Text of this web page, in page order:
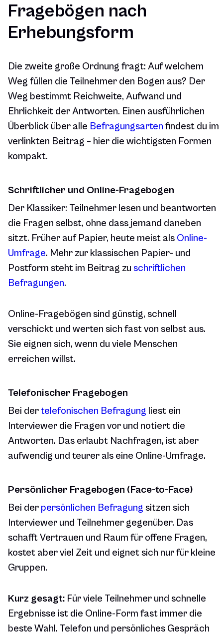
Fragebögen nach
Erhebungsform
Die zweite große Ordnung fragt: Auf welchem
Weg füllen die Teilnehmer den Bogen aus? Der
Weg bestimmt Reichweite, Aufwand und
Ehrlichkeit der Antworten. Einen ausführlichen
Überblick über alle Befragungsarten findest du im
verlinkten Beitrag – hier die wichtigsten Formen
kompakt.
Schriftlicher und Online-Fragebogen
Der Klassiker: Teilnehmer lesen und beantworten
die Fragen selbst, ohne dass jemand daneben
sitzt. Früher auf Papier, heute meist als Online-
Umfrage. Mehr zur klassischen Papier- und
Postform steht im Beitrag zu schriftlichen
Befragungen.
Online-Fragebögen sind günstig, schnell
verschickt und werten sich fast von selbst aus.
Sie eignen sich, wenn du viele Menschen
erreichen willst.
Telefonischer Fragebogen
Bei dertelefonischen Befragung liest ein
Interviewer die Fragen vor und notiert die
Antworten. Das erlaubt Nachfragen, ist aber
aufwendig und teurer als eine Online-Umfrage.
Persönlicher Fragebogen (Face-to-Face)
Bei der persönlichen Befragung sitzen sich
Interviewer und Teilnehmer gegenüber. Das
schafft Vertrauen und Raum für offene Fragen,
kostet aber viel Zeit und eignet sich nur für kleine
Gruppen.
Kurz gesagt: Für viele Teilnehmer und schnelle
Ergebnisse ist die Online-Form fast immer die
beste Wahl. Telefon und persönliches Gespräch